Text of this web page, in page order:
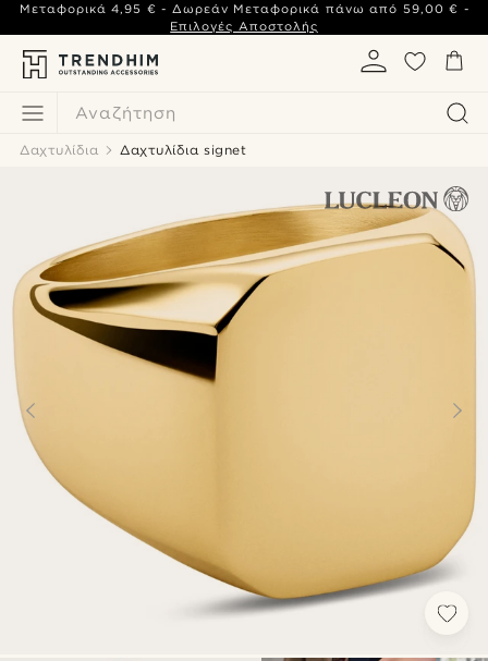
Αναζήτηση
Μεταφορικά 4,95 € - Δωρεάν Μεταφορικά πάνω από 59,00 € -
Επιλογές Αποστολής
Δαχτυλίδια Δαχτυλίδια signet